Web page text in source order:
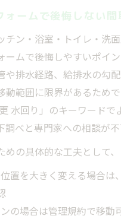
ォームで後悔しない間
チン・浴室・トイレ・洗
ームで後悔しやすいポイン
や排水経路、給排水の勾
動範囲に限界があるため
水回り」のキーワードで
調べと専門家への相談が不
めの具体的な工夫として、
置を大きく変える場合は
の場合は管理規約で移動